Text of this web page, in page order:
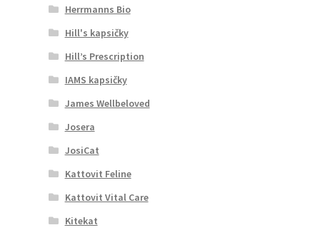
Herrmanns Bio
Hill's kapsičky
Hill’s Prescription
IAMS kapsičky
James Wellbeloved
Josera
JosiCat
Kattovit Feline
Kattovit Vital Care
Kitekat